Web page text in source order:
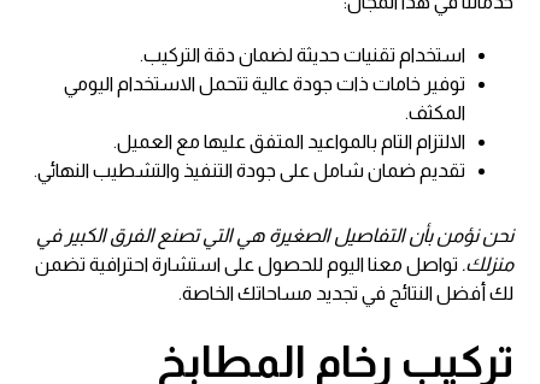
استخدام تقنيات حديثة لضمان دقة التركيب.
توفير خامات ذات جودة عالية تتحمل الاستخدام اليومي
المكثف.
الالتزام التام بالمواعيد المتفق عليها مع العميل.
تقديم ضمان شامل على جودة التنفيذ والتشطيب النهائي.
نحن نؤمن بأن التفاصيل الصغيرة هي التي تصنع الفرق الكبير في
منزلك. تواصل معنا اليوم للحصول على استشارة احترافية تضمن
لك أفضل النتائج في تجديد مساحاتك الخاصة.
تركيب رخام المطابخ